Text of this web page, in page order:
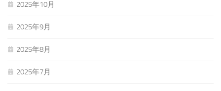
2025年10月
2025年9月
2025年8月
2025年7月